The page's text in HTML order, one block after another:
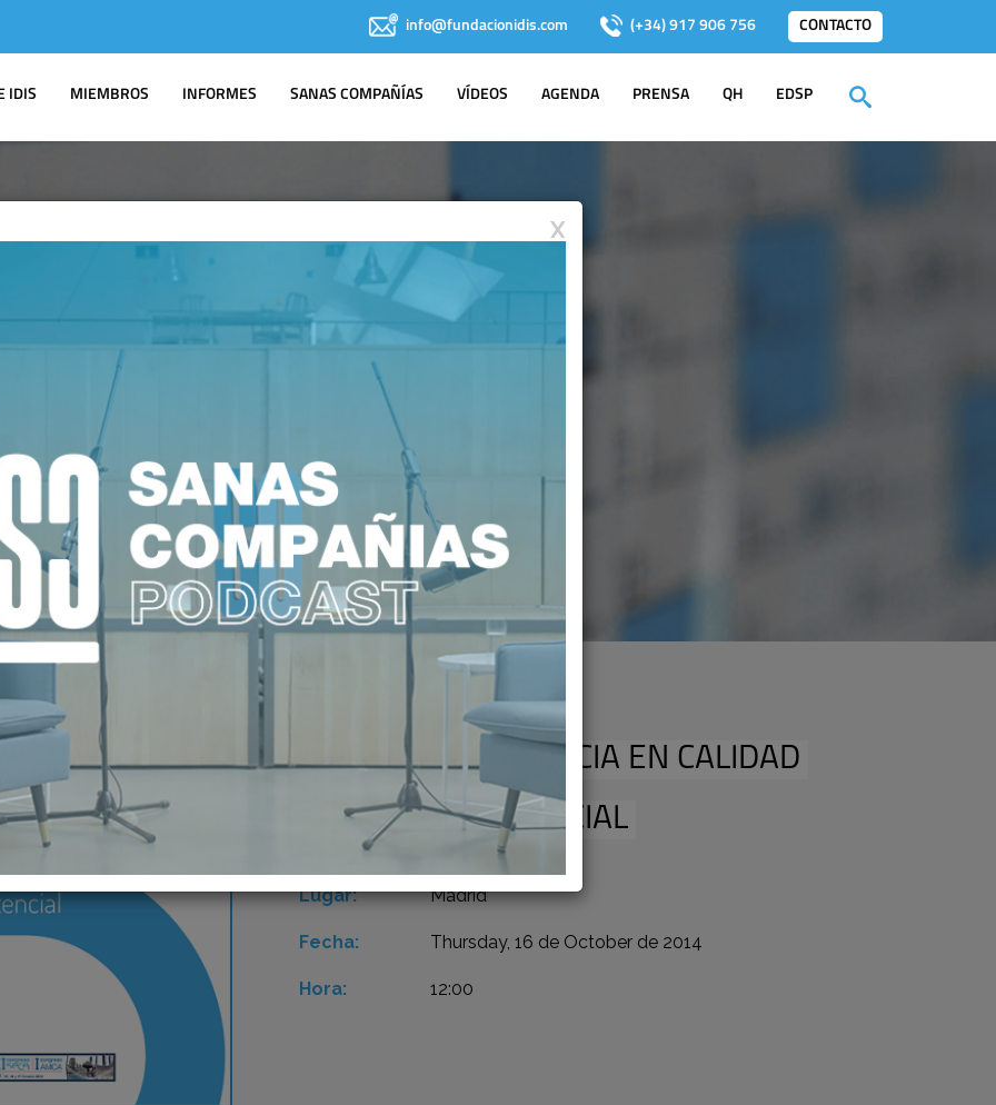
info@fundacionidis.com (+34) 917 906 756 CONTACTO
IDIS MIEMBROS INFORMES SANAS COMPAÑÍAS VÍDEOS AGENDA PRENSA QH EDSP
16
OCT 2014
EXCELENCIA EN CALIDAD
ASISTENCIAL
Lugar: Madrid
Fecha: Thursday, 16 de October de 2014
Hora: 12:00
X